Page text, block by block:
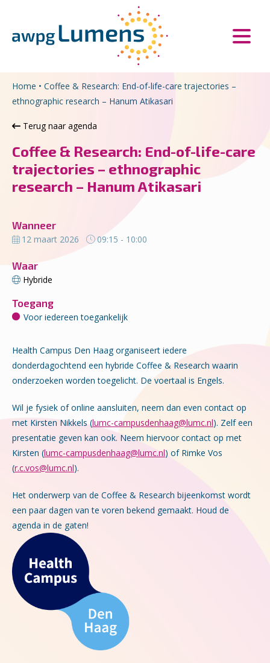
Home • Coffee & Research: End-of-life-care trajectories –
ethnographic research – Hanum Atikasari
Terug naar agenda
Coffee & Research: End-of-life-care
trajectories – ethnographic
research – Hanum Atikasari
Wanneer
12 maart 2026 09:15 - 10:00
Waar
Hybride
Toegang
Voor iedereen toegankelijk
Health Campus Den Haag organiseert iedere
donderdagochtend een hybride Coffee & Research waarin
onderzoeken worden toegelicht. De voertaal is Engels.
Wil je fysiek of online aansluiten, neem dan even contact op
met Kirsten Nikkels (lumc-campusdenhaag@lumc.nl). Zelf een
presentatie geven kan ook. Neem hiervoor contact op met
Kirsten (lumc-campusdenhaag@lumc.nl) of Rimke Vos
(r.c.vos@lumc.nl).
Het onderwerp van de Coffee & Research bijeenkomst wordt
een paar dagen van te voren bekend gemaakt. Houd de
agenda in de gaten!